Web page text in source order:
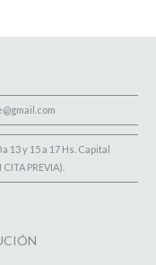
y 15 a 17 Hs. Capital
PREVIA).